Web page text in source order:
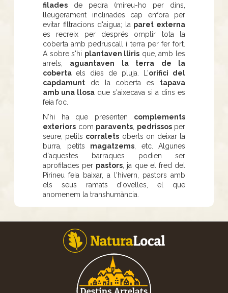
filades de pedra (mireu-ho per dins,
lleugerament inclinades cap enfora per
evitar filtracions d'aigua; la paret externa
es recreix per després omplir tota la
coberta amb pedruscall i terra per fer fort.
A sobre s'hi plantaven lliris que, amb les
arrels, aguantaven la terra de la
coberta els dies de pluja. L'orifici del
capdamunt de la coberta es tapava
amb una llosa que s'aixecava si a dins es
feia foc.
N'hi ha que presenten complements
exteriors com paravents pedrissosper
seure, petits corralets oberts on deixar la
burra, petits magatzems , etc. Algunes
d'aquestes barraques podien ser
aprofitades per pastors , ja que el fred del
Pirineu feia baixar, a l'hivern, pastors amb
els seus ramats d'ovelles, el que
anomenem la transhumància.